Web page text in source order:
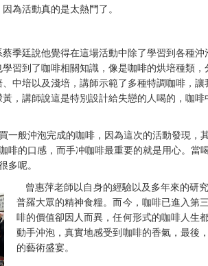
為活動真的是太熱門了。
蔡季廷說他覺得在這場活動中除了學習到各種沖
學習到了咖啡相關知識，像是咖啡的烘培種類，
、中培以及淺培，講師示範了多種特調咖啡，讓
黃，講師說這是特別設計給失戀的人喝的，咖啡
一般沖泡完成的咖啡，因為這次的活動發現，
啡的口感，而手冲咖啡最重要的就是用心。當
多呢。
曾惠萍老師以自身的經驗以及多年來的研
普羅大眾的精神食糧。而今，咖啡已進入第
啡的價值卻因人而異，任何形式的咖啡人生
動手沖泡，真實地感受到咖啡的香氣，最後
的藝術盛宴。